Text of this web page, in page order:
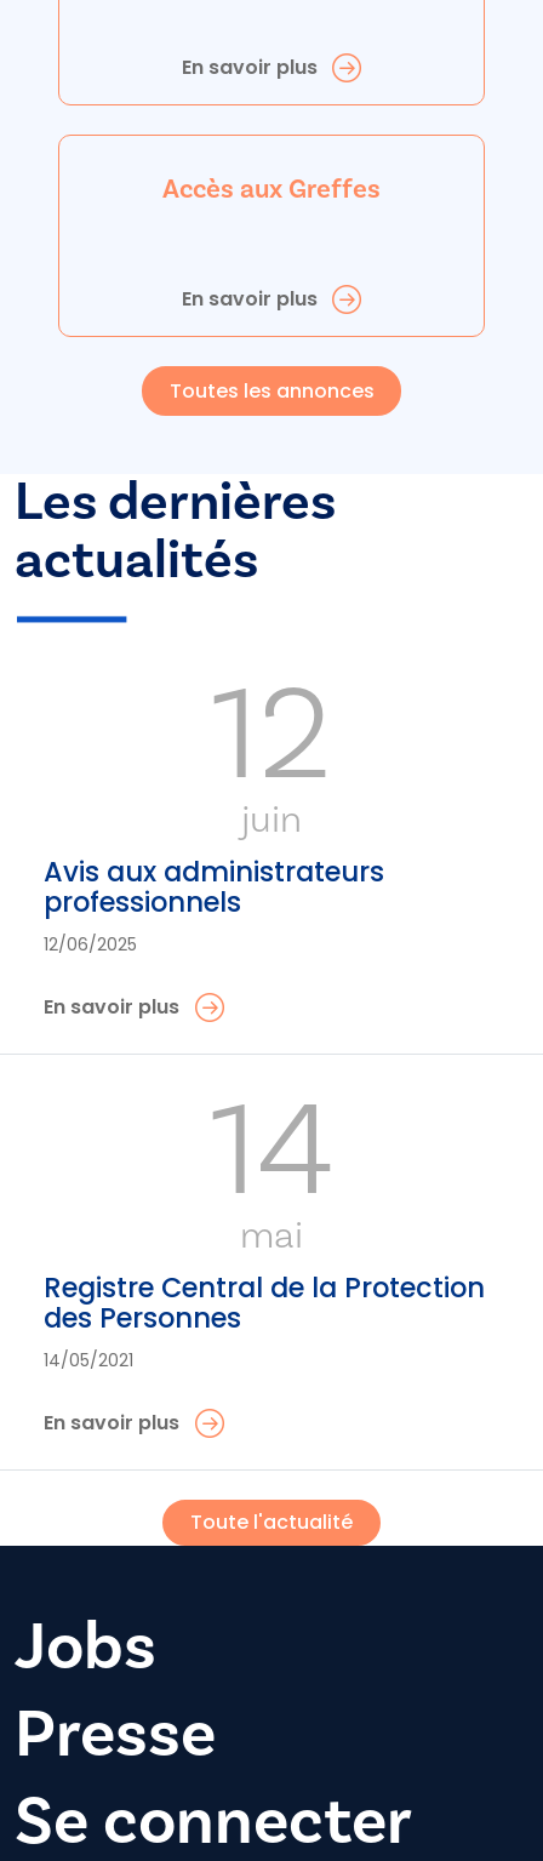
En savoir plus
Accès aux Greffes
En savoir plus
Toutes les annonces
Les dernières
actualités
12
juin
Avis aux administrateurs
professionnels
12/06/2025
En savoir plus
14
mai
Registre Central de la Protection
des Personnes
14/05/2021
En savoir plus
Toute l'actualité
Jobs
Presse
Se connecter